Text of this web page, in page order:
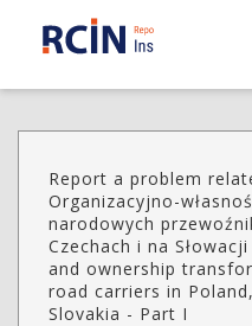
Report a problem
Organizacyjno-
narodowych
Czechach i na
and ownership
road carriers in
Slovakia - Part I